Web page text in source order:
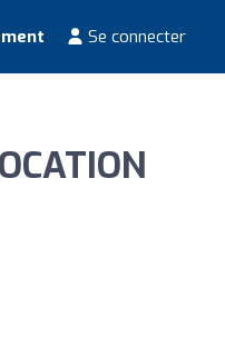
Se connecter